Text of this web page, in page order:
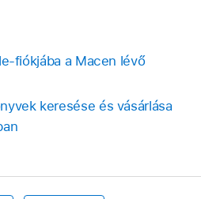
fiókjába a Macen lévő
keresése és vásárlása